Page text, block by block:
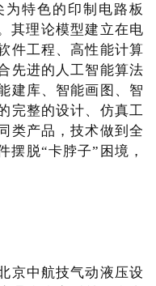
特色的印制电路板
其理论模型建立在电
件工程、高性能计算
先进的人工智能算法
建库、智能画图、智
完整的设计、仿真工
类产品，技术做到全
摆脱“卡脖子”困境，
京中航技气动液压设